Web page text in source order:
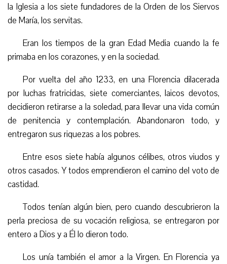
la Iglesia a los siete fundadores de la Orden de los Siervos
de María, los servitas.
Eran los tiempos de la gran Edad Media cuando la fe
primaba en los corazones, y en la sociedad.
Por vuelta del año 1233, en una Florencia dilacerada
por luchas fratricidas, siete comerciantes, laicos devotos,
decidieron retirarse a la soledad, para llevar una vida común
de penitencia y contemplación. Abandonaron todo, y
entregaron sus riquezas a los pobres.
Entre esos siete había algunos célibes, otros viudos y
otros casados. Y todos emprendieron el camino del voto de
castidad.
Todos tenían algún bien, pero cuando descubrieron la
perla preciosa de su vocación religiosa, se entregaron por
entero a Dios y a Él lo dieron todo.
Los unía también el amor a la Virgen. En Florencia ya